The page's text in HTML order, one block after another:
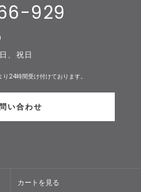
929
、祝日
24時間受け付けております。
い合わせ
カートを見る